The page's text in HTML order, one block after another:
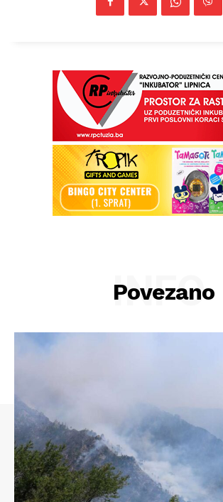
Povezano
INFO